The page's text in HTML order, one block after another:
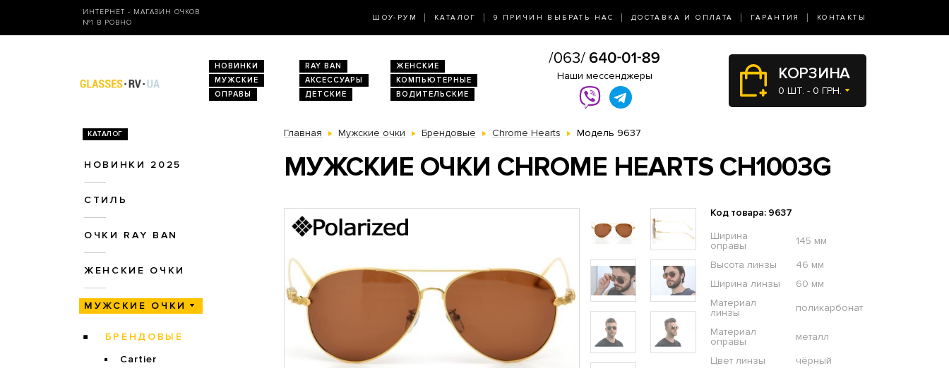
ИНТЕРНЕТ - МАГАЗИН ОЧКОВ
№1 В РОВНО
ШОУ-РУМ КАТАЛОГ 9 ПРИЧИН ВЫБРАТЬ НАС ДОСТАВКА И ОПЛАТА ГАРАНТИЯ КОНТАКТЫ
НОВИНКИ RAY BAN
ЖЕНСКИЕ
МУЖСКИЕ
АКСЕССУАРЫ
КОМПЬЮТЕРНЫЕ
ОПРАВЫ
ДЕТСКИЕ ВОДИТЕЛЬСКИЕ
Наши мессенджеры КОРЗИНА
0 ШТ. - 0 ГРН.
КАТАЛОГ
НОВИНКИ 2025
СТИЛЬ
ОЧКИ RAY BAN
ЖЕНСКИЕ ОЧКИ
МУЖСКИЕ ОЧКИ
БРЕНДОВЫЕ
Cartier
Главная Мужские очки Брендовые Chrome Hearts Модель 9637
МУЖСКИЕ ОЧКИ CHROME HEARTS CH1003G
Код товара: 9637
Ширина
оправы
145 мм
Высота линзы
46 мм
Ширина линзы
60 мм
Материал
линзы
поликарбонат
Материал
оправы
металл
Цвет линзы
чёрный